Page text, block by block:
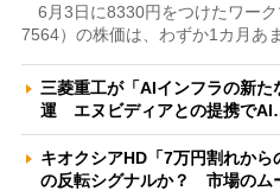
6月3日に8330円をつけたワーク
7564）の株価は、わずか1カ月あ
三菱重工が「AIインフラの新
運 エヌビディアとの提携で
キオクシアHD「7万円割れか
の反転シグナルか？ 市場の